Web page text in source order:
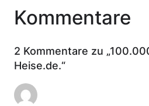
Kommentare
2 Kommentare zu
Heise.de.“